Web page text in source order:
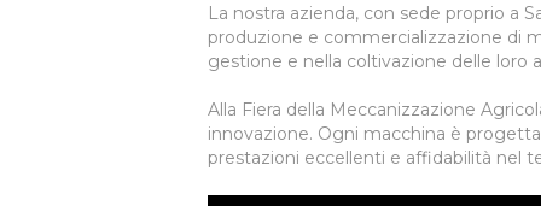
La nostra azienda, con sede proprio a
produzione e commercializzazione di
gestione e nella coltivazione delle loro
Alla Fiera della Meccanizzazione
innovazione. Ogni macchina è
prestazioni eccellenti e affidabilità nel